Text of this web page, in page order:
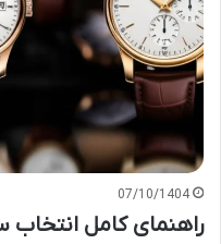
07/10/1404
راهنمای کامل